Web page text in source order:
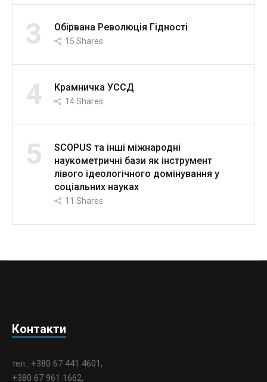
3 Обірвана Революція Гідності
15 Shares
4 Крамничка УССД
14Shares
5
SCOPUS та інші міжнародні
наукометричні бази як інструмент
лівого ідеологічного домінування у
соціальних науках
11 Shares
Контакти
тел.: +380 67 441 4601,
+380 67 961 1662,